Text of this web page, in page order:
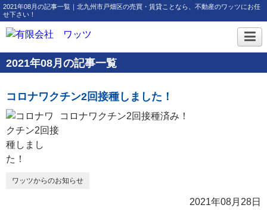
2021年08月の記事一覧｜北九州市戸畑区の売買・賃貸ことなら、不動産のワッツにお任
せ下さい！
2021年08月の記事一覧
コロナワクチン2回接種しました！
コロナワクチン2回接種済み！
ワッツからのお知らせ
2021年08月28日